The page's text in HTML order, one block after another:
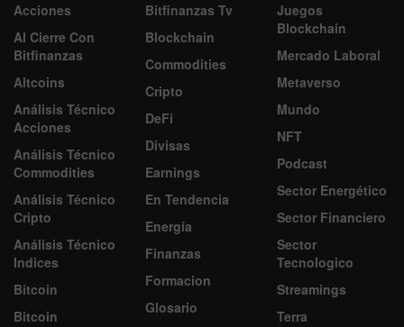
Acciones
Al Cierre Con
Bitfinanzas
Altcoins
Análisis Técnico
Acciones
Análisis Técnico
Commodities
Análisis Técnico
Cripto
Análisis Técnico
Indices
Bitcoin
Bitcoin
Bitfinanzas Tv
Blockchain
Commodities
Cripto
DeFi
Divisas
Earnings
En Tendencia
Energía
Finanzas
Formacion
Glosario
Juegos
Blockchain
Mercado Laboral
Metaverso
Mundo
NFT
Podcast
Sector Energético
Sector Financiero
Sector
Tecnologico
Streamings
Terra